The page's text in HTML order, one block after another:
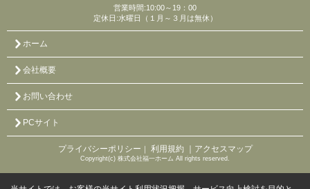
営業時間:10:00～19：00
定休日:水曜日（１月～３月は無休）
ホーム
会社概要
お問い合わせ
PCサイト
プライバシーポリシー ｜ 利用規約 ｜アクセスマップ
Copyright(c) 株式会社福一ホーム All rights reserved.